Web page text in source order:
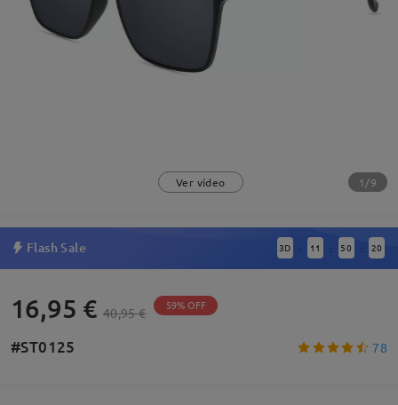
Ver vídeo 1/9
Flash Sale 3D : 11 : 50 : 20
16,95 € 40,95 € 59% OFF
#ST0125 78